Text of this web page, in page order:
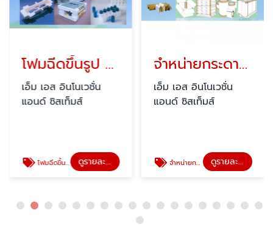
โฟมฉีดขึ้นรูป / โฟมแผ่น
เอ็ม เอส อินโนเวชั่น
แอนด์ ซิสเท็มส์
โฟมฉีดขึ้นรูป ดูรายละเอียด
จำหน่ายกระดาษฉากเข้ามุม
เอ็ม เอส อินโนเวชั่น
แอนด์ ซิสเท็มส์
จำหน่ายกระดาษฉากเข้ามุม ดูรายละเอียด